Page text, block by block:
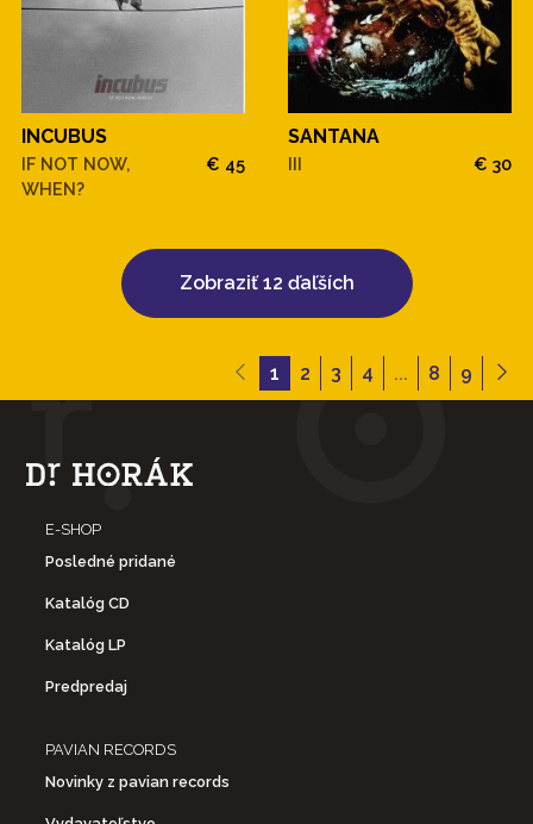
INCUBUS
IF NOT NOW,
WHEN?
€ 45
SANTANA
III € 30
Zobraziť 12 ďaľších
1 2 3 4 ... 8 9
E-SHOP
Posledné pridané
Katalóg CD
Katalóg LP
Predpredaj
PAVIAN RECORDS
Novinky z pavian records